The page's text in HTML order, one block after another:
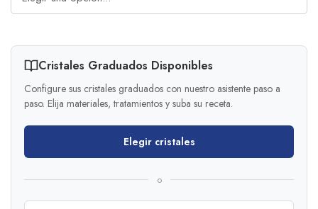
Cristales Graduados Disponibles
Configure sus cristales graduados con nuestro asistente paso a
paso. Elija materiales, tratamientos y suba su receta.
Elegir cristales
o